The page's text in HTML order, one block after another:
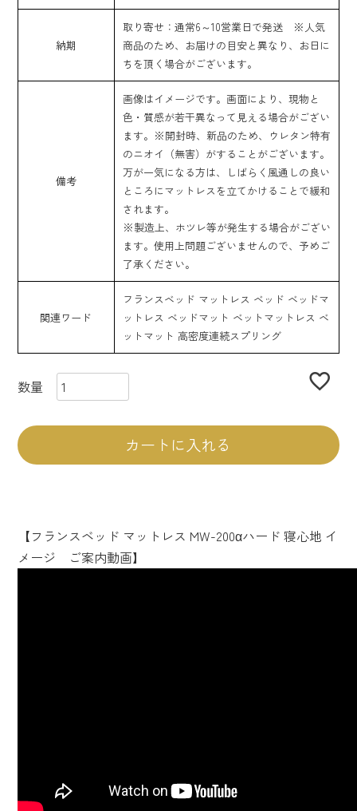
納期
取り寄せ：通常6～10営業日で発送 ※人気
商品のため、お届けの目安と異なり、お日に
ちを頂く場合がございます。
備考
画像はイメージです。画面により、現物と
色・質感が若干異なって見える場合がござい
ます。※開封時、新品のため、ウレタン特有
のニオイ（無害）がすることがございます。
万が一気になる方は、しばらく風通しの良い
ところにマットレスを立てかけることで緩和
されます。
※製造上、ホツレ等が発生する場合がござい
ます。使用上問題ございませんので、予めご
了承ください。
関連ワード
フランスベッド マットレス ベッド ベッドマ
ットレス ベッドマット ベットマットレス ベ
ットマット 高密度連続スプリング
カートに入れる
【フランスベッド マットレス MW-200αハード 寝心地 イ
メージ ご案内動画】